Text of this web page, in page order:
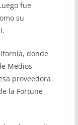
fue
su
donde
Medios
proveedora
la Fortune